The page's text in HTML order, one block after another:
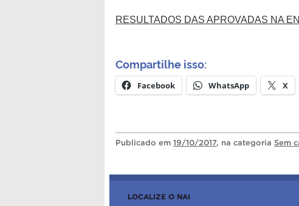
RESULTADOS DAS APROVADAS NA
Compartilhe isso:
Facebook WhatsApp X
Publicado em 19/10/2017, na categoria Sem
LOCALIZE O NAI